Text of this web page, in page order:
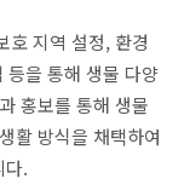
호 지역 설정, 환경
등을 통해 생물 다양
홍보를 통해 생물
활 방식을 채택하여
다.